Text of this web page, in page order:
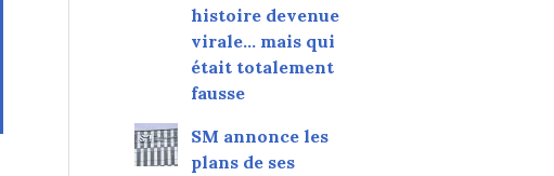
histoire devenue
virale... mais qui
était totalement
fausse
SM annonce les
plans de ses